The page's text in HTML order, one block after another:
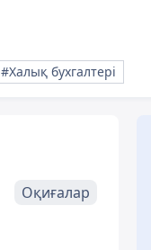
#Халық бухгалтері
Оқиғалар